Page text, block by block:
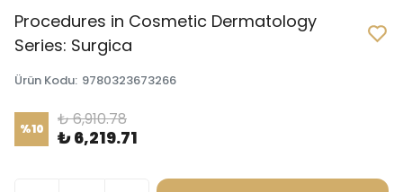
Procedures in Cosmetic Dermatology
Series: Surgica
Ürün Kodu: 9780323673266
%10 ₺ 6,910.78
₺ 6,219.71